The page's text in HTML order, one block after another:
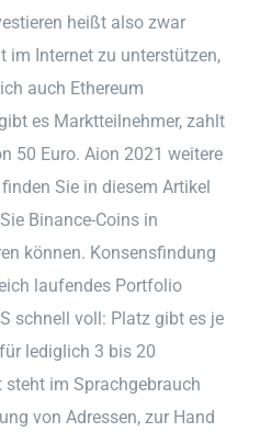
heißt also zwar
im Internet zu unterstützen,
auch Ethereum
es Marktteilnehmer, zahlt
50 Euro. Aion 2021 weitere
Sie in diesem Artikel
Binance-Coins in
können. Konsensfindung
laufendes Portfolio
schnell voll: Platz gibt es je
lediglich 3 bis 20
im Sprachgebrauch
von Adressen, zur Hand